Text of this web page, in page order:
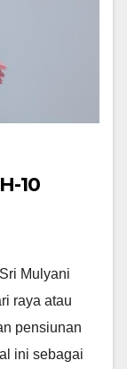
10
Mulyani
raya atau
pensiunan
ini sebagai